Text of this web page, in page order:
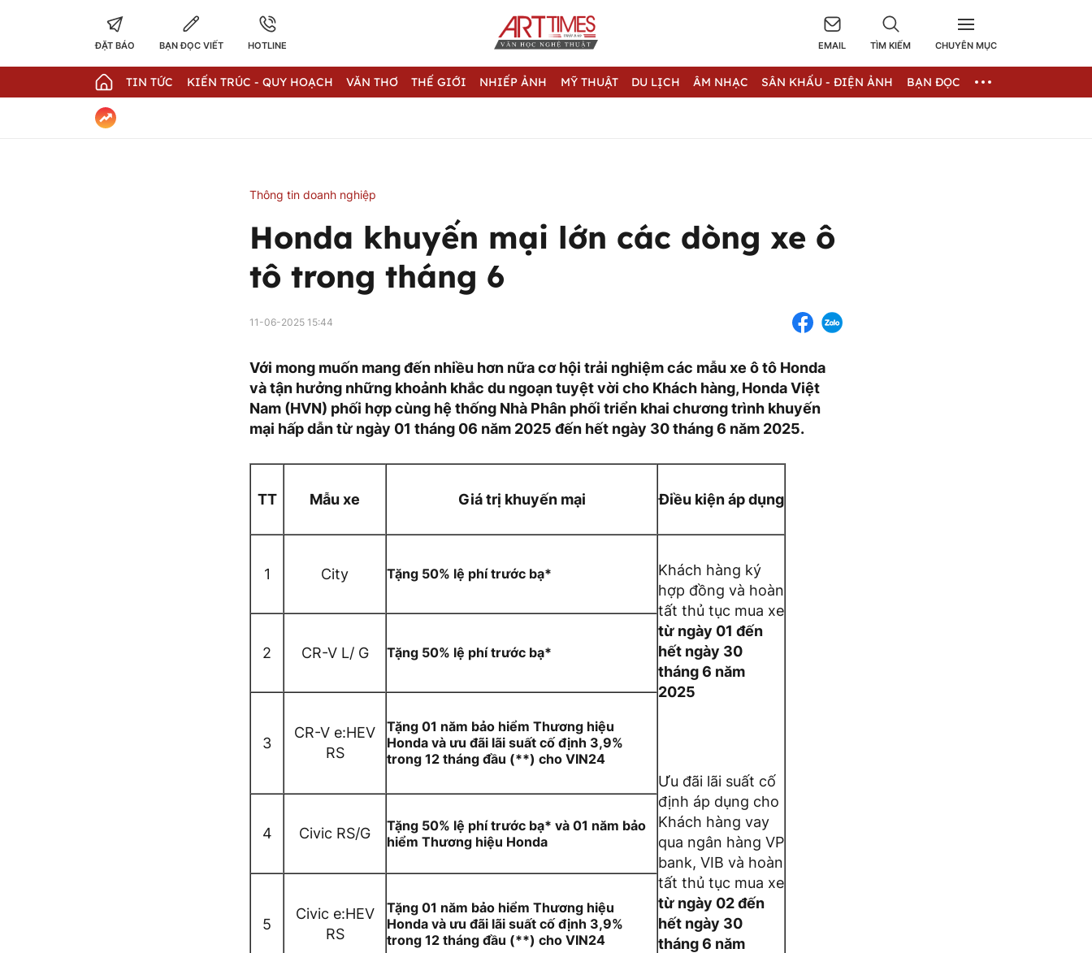
ĐẶT BÁO BẠN ĐỌC VIẾT HOTLINE EMAIL TÌM KIẾM CHUYÊN MỤC
TIN TỨC KIẾN TRÚC - QUY HOẠCH VĂN THƠ THẾ GIỚI NHIẾP ẢNH MỸ THUẬT DU LỊCH ÂM NHẠC SÂN KHẤU - ĐIỆN ẢNH BẠN ĐỌC
Thông tin doanh nghiệp
Honda khuyến mại lớn các dòng xe ô
tô trong tháng 6
11-06-2025 15:44
Với mong muốn mang đến nhiều hơn nữa cơ hội trải nghiệm các mẫu xe ô tô Honda
và tận hưởng những khoảnh khắc du ngoạn tuyệt vời cho Khách hàng, Honda Việt
Nam (HVN) phối hợp cùng hệ thống Nhà Phân phối triển khai chương trình khuyến
mại hấp dẫn từ ngày 01 tháng 06 năm 2025 đến hết ngày 30 tháng 6 năm 2025.
TT Mẫu xe Giá trị khuyến mại Điều kiện áp dụng
1 City Tặng 50% lệ phí trước bạ*
Khách hàng ký
hợp đồng và hoàn
tất thủ tục mua xe
từ ngày 01 đến
hết ngày 30
tháng 6 năm
2025
Ưu đãi lãi suất cố
định áp dụng cho
Khách hàng vay
qua ngân hàng VP
bank, VIB và hoàn
tất thủ tục mua xe
từ ngày 02 đến
hết ngày 30
tháng 6 năm
2 CR-V L/ G Tặng 50% lệ phí trước bạ*
3
CR-V e:HEV
RS
Tặng 01 năm bảo hiểm Thương hiệu
Honda và ưu đãi lãi suất cố định 3,9%
trong 12 tháng đầu (**) cho VIN24
4 Civic RS/G
Tặng 50% lệ phí trước bạ* và 01 năm bảo
hiểm Thương hiệu Honda
5
Civic e:HEV
RS
Tặng 01 năm bảo hiểm Thương hiệu
Honda và ưu đãi lãi suất cố định 3,9%
trong 12 tháng đầu (**) cho VIN24